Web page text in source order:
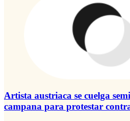
Artista austriaca se cuelga
campana para protestar